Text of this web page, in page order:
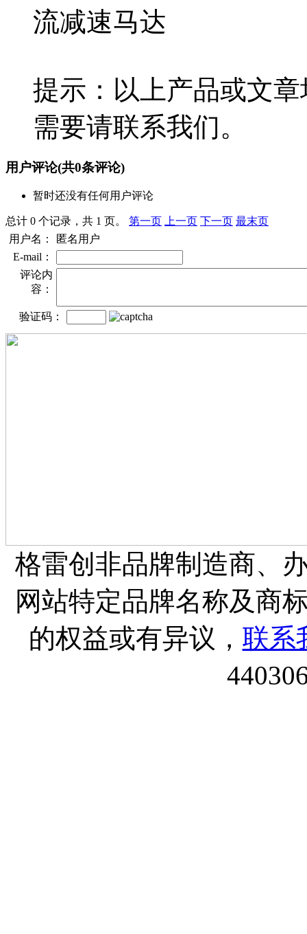
流减速马达
提示：以上产品或文
需要请联系我们。
用户评论(共0条评论)
暂时还没有任何用户评论
总计 0 个记录，共 1 页。 第一页 上一页 下一页 最末页
用户名：
匿名用户
E-mail：
评论内
容：
验证码：
格雷创非品牌制造商、
网站特定品牌名称及商
的权益或有异议， 联系